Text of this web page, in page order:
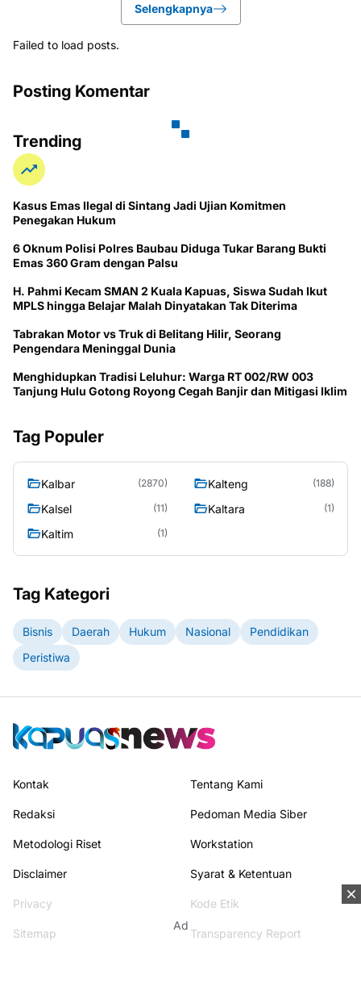
Selengkapnya
Failed to load posts.
Posting Komentar
Trending
Kasus Emas Ilegal di Sintang Jadi Ujian Komitmen
Penegakan Hukum
6 Oknum Polisi Polres Baubau Diduga Tukar Barang Bukti
Emas 360 Gram dengan Palsu
H. Pahmi Kecam SMAN 2 Kuala Kapuas, Siswa Sudah Ikut
MPLS hingga Belajar Malah Dinyatakan Tak Diterima
Tabrakan Motor vs Truk di Belitang Hilir, Seorang
Pengendara Meninggal Dunia
Menghidupkan Tradisi Leluhur: Warga RT 002/RW 003
Tanjung Hulu Gotong Royong Cegah Banjir dan Mitigasi Iklim
Tag Populer
Kalbar (2870) Kalteng (188)
Kalsel (11) Kaltara (1)
Kaltim (1)
Tag Kategori
Bisnis Daerah Hukum Nasional
Pendidikan
Peristiwa
Ad
Kontak Tentang Kami
Redaksi Pedoman Media Siber
Metodologi Riset Workstation
Disclaimer Syarat & Ketentuan
Privacy Kode Etik
Sitemap Transparency Report